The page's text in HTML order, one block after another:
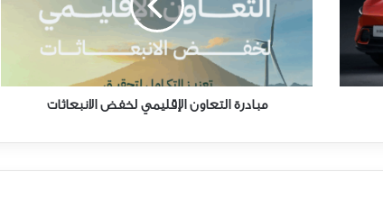
الانبعاثات
مبادرة التعاون الإقليمي لخفض الانبعاثات